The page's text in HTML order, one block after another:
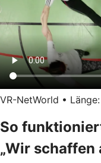
VR-NetWorld •
So
„Wir schaffen